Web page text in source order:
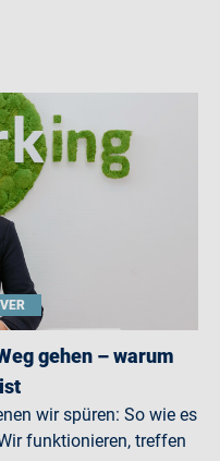
gehen – warum
wir spüren: So wie es
funktionieren, treffen